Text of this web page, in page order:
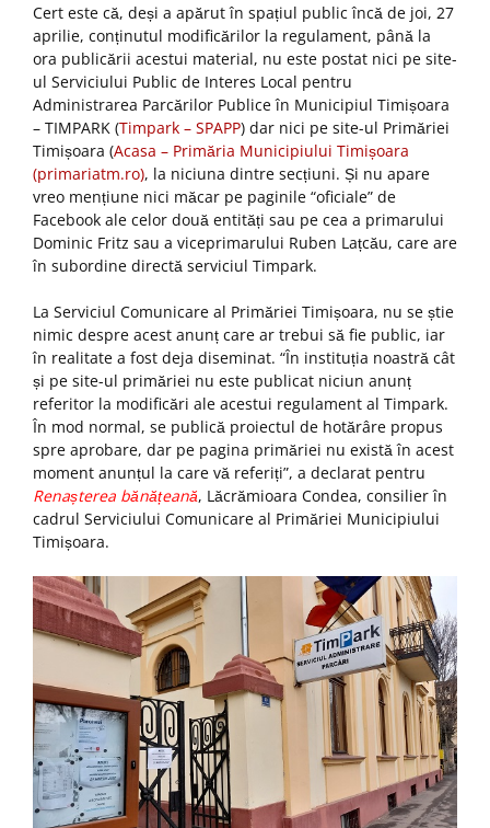
Cert este că, deși a apărut în spațiul public încă de joi, 27
aprilie, conținutul modificărilor la regulament, până la
ora publicării acestui material, nu este postat nici pe site-
ul Serviciului Public de Interes Local pentru
Administrarea Parcărilor Publice în Municipiul Timișoara
– TIMPARK (Timpark – SPAPP) dar nici pe site-ul Primăriei
Timișoara (Acasa – Primăria Municipiului Timișoara
(primariatm.ro), la niciuna dintre secțiuni. Și nu apare
vreo mențiune nici măcar pe paginile “oficiale” de
Facebook ale celor două entități sau pe cea a primarului
Dominic Fritz sau a viceprimarului Ruben Lațcău, care are
în subordine directă serviciul Timpark.
La Serviciul Comunicare al Primăriei Timișoara, nu se știe
nimic despre acest anunț care ar trebui să fie public, iar
în realitate a fost deja diseminat. “În instituția noastră cât
și pe site-ul primăriei nu este publicat niciun anunț
referitor la modificări ale acestui regulament al Timpark.
În mod normal, se publică proiectul de hotărâre propus
spre aprobare, dar pe pagina primăriei nu există în acest
moment anunțul la care vă referiți”, a declarat pentru
Renașterea bănățeană, Lăcrămioara Condea, consilier în
cadrul Serviciului Comunicare al Primăriei Municipiului
Timișoara.